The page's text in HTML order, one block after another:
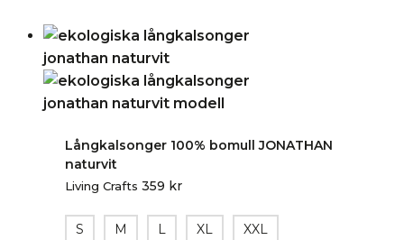
Långkalsonger 100% bomull JONATHAN
naturvit
Living Crafts 359 kr
S M L XL XXL